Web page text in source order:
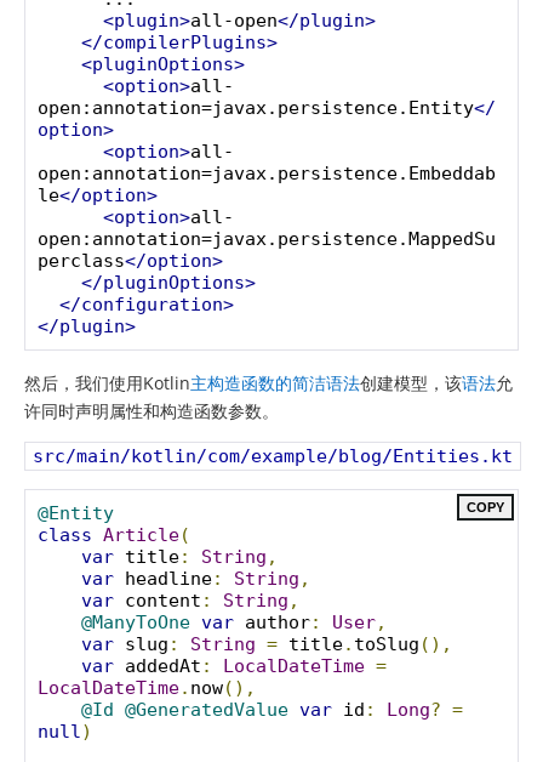
<plugin>all-open</plugin>
</compilerPlugins>
<pluginOptions>
<option>all-
open:annotation=javax.persistence.Entity</
option>
<option>all-
open:annotation=javax.persistence.Embeddab
le</option>
<option>all-
open:annotation=javax.persistence.MappedSu
perclass</option>
</pluginOptions>
</configuration>
</plugin>
然后，我们使用Kotlin主构造函数的简洁语法创建模型，该语法允
许同时声明属性和构造函数参数。
src/main/kotlin/com/example/blog/Entities.kt
@Entity
class Article(
var title: String ,
var headline: String ,
var content : String ,
@ManyToOne var author: User,
var slug : String = title. toSlug (),
var addedAt : LocalDateTime =
LocalDateTime. now(),
@Id @GeneratedValue var id : Long? =
null)
COPY